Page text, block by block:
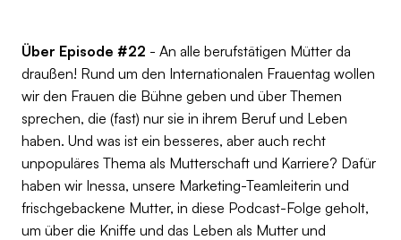
Über Episode #22 - An alle berufstätigen Mütter da
draußen! Rund um den Internationalen Frauentag wollen
wir den Frauen die Bühne geben und über Themen
sprechen, die (fast) nur sie in ihrem Beruf und Leben
haben. Und was ist ein besseres, aber auch recht
unpopuläres Thema als Mutterschaft und Karriere? Dafür
haben wir Inessa, unsere Marketing-Teamleiterin und
frischgebackene Mutter, in diese Podcast-Folge geholt,
um über die Kniffe und das Leben als Mutter und